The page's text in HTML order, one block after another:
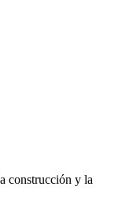
construcción y la